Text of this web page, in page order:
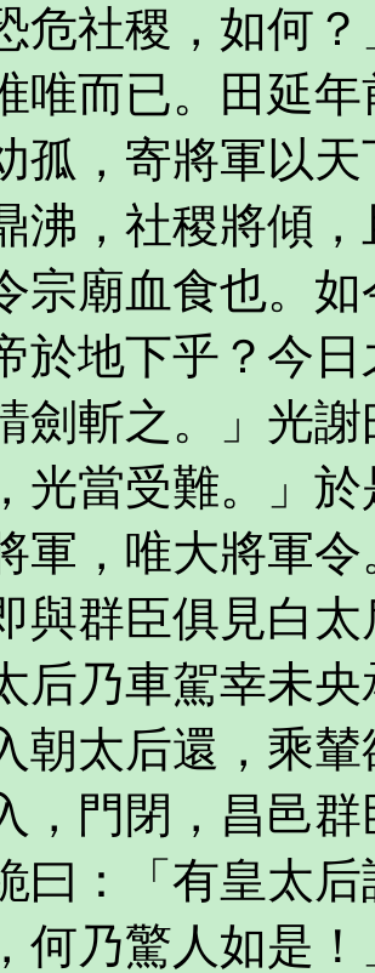
危社稷，如何
唯而已。田延
孤，寄將軍以
沸，社稷將傾
宗廟血食也。
於地下乎？今
劍斬之。」光
光當受難。」
軍，唯大將軍令
群臣俱見白太
后乃車駕幸未
朝太后還，乘
，門閉，昌邑
曰：「有皇太
何乃驚人如是